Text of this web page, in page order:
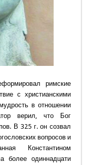
римские
с христианскими
в отношении
верил, что Бог
В 325 г. он созвал
вопросов и
Константином
более одиннадцати